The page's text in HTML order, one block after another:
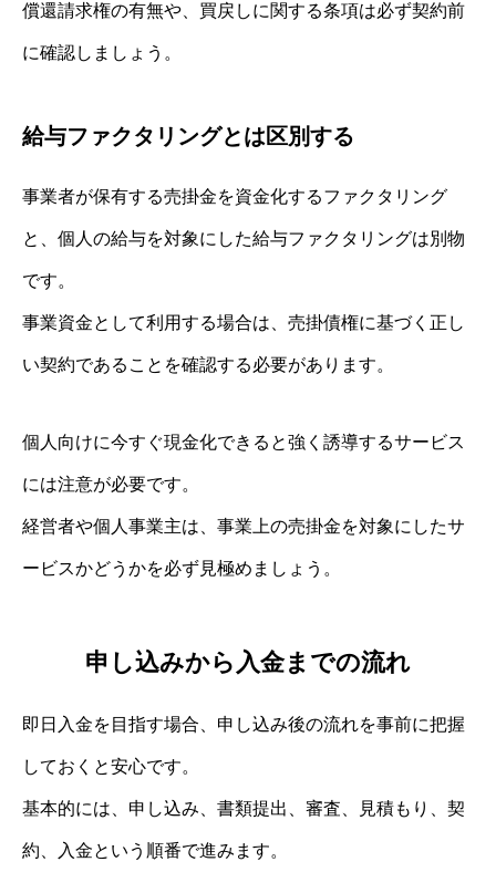
償還請求権の有無や、買戻しに関する条項は必ず契約前
に確認しましょう。
給与ファクタリングとは区別する
事業者が保有する売掛金を資金化するファクタリング
と、個人の給与を対象にした給与ファクタリングは別物
です。
事業資金として利用する場合は、売掛債権に基づく正し
い契約であることを確認する必要があります。
個人向けに今すぐ現金化できると強く誘導するサービス
には注意が必要です。
経営者や個人事業主は、事業上の売掛金を対象にしたサ
ービスかどうかを必ず見極めましょう。
申し込みから入金までの流れ
即日入金を目指す場合、申し込み後の流れを事前に把握
しておくと安心です。
基本的には、申し込み、書類提出、審査、見積もり、契
約、入金という順番で進みます。